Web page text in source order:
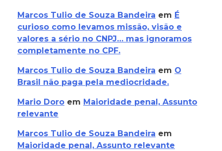
Marcos Tulio de Souza Bandeira em É
curioso como levamos missão, visão e
valores a sério no CNPJ… mas ignoramos
completamente no CPF.
Marcos Tulio de Souza Bandeira em O
Brasil não paga pela mediocridade.
Mario Doro em Maioridade penal, Assunto
relevante
Marcos Tulio de Souza Bandeira em
Maioridade penal, Assunto relevante